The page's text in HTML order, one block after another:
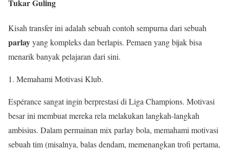
Tukar Guling
Kisah transfer ini adalah sebuah contoh sempurna dari sebuah
parlayyang kompleks dan berlapis. Pemaen yang bijak bisa
menarik banyak pelajaran dari sini.
1. Memahami Motivasi Klub.
Espérance sangat ingin berprestasi di Liga Champions. Motivasi
besar ini membuat mereka rela melakukan langkah-langkah
ambisius. Dalam permainan mix parlay bola, memahami motivasi
sebuah tim (misalnya, balas dendam, memenangkan trofi pertama,